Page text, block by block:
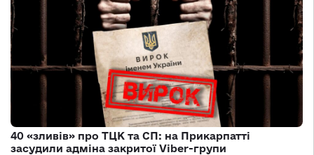
40 «зливів» про ТЦК та СП: на Прикарпатті
засудили адміна закритої Viber-групи